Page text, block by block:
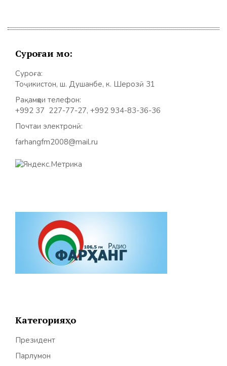
Суроғаи мо:
Суроға:
Тоҷикистон, ш. Душанбе, к. Шерозӣ 31
Рақамҳои телефон:
+992 37 227-77-27, +992 934-83-36-36
Почтаи электронӣ:
farhangfm2008@mail.ru
Категорияҳо
Президент
Парлумон